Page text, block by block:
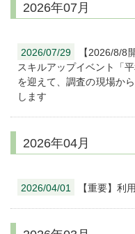
2026年07月
2026/07/29
【2026/8/8
スキルアップイベント「
を迎えて、調査の現場か
します
2026年04月
2026/04/01 【重要】利